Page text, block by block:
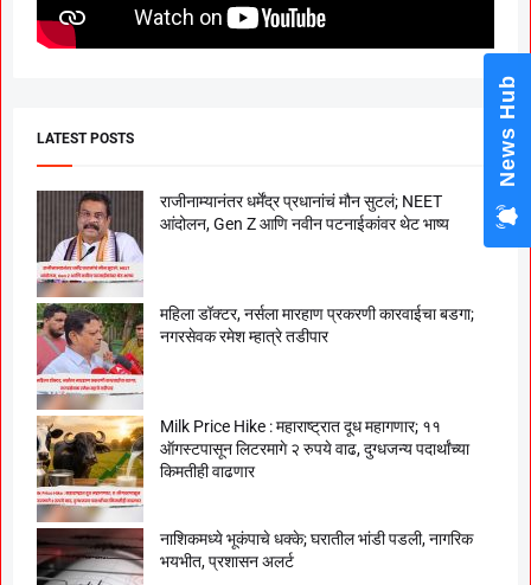
LATEST POSTS
राजीनाम्यानंतर धर्मेंद्र प्रधानांचं मौन सुटलं; NEET
आंदोलन, Gen Z आणि नवीन पटनाईकांवर थेट भाष्य
महिला डॉक्टर, नर्सला मारहाण प्रकरणी कारवाईचा बडगा;
नगरसेवक रमेश म्हात्रे तडीपार
Milk Price Hike : महाराष्ट्रात दूध महागणार; ११
ऑगस्टपासून लिटरमागे २ रुपये वाढ, दुग्धजन्य पदार्थांच्या
किमतीही वाढणार
नाशिकमध्ये भूकंपाचे धक्के; घरातील भांडी पडली, नागरिक
भयभीत, प्रशासन अलर्ट
News Hub